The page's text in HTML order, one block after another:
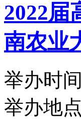
2022届
南农业
举办时
举办地